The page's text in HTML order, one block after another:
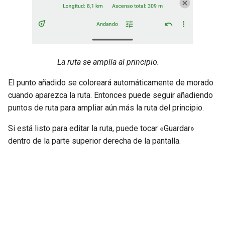
La ruta se amplía al principio.
El punto añadido se coloreará automáticamente de morado
cuando aparezca la ruta. Entonces puede seguir añadiendo
puntos de ruta para ampliar aún más la ruta del principio.
Si está listo para editar la ruta, puede tocar «Guardar»
dentro de la parte superior derecha de la pantalla.